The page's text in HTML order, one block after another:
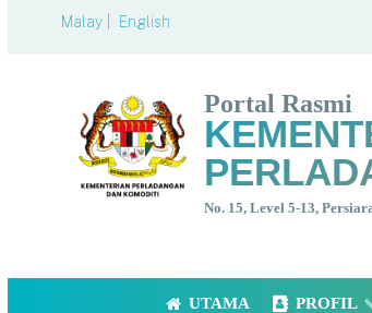
Malay | English
Portal Rasmi
No. 15, Level 5-13,
UTAMA PROFIL